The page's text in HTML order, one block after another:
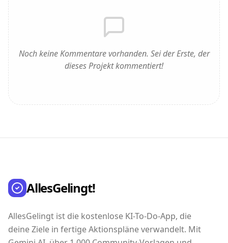
Noch keine Kommentare vorhanden. Sei der Erste, der
dieses Projekt kommentiert!
AllesGelingt!
AllesGelingt ist die kostenlose KI-To-Do-App, die
deine Ziele in fertige Aktionspläne verwandelt. Mit